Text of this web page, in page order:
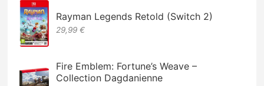
Rayman Legends Retold (Switch 2)
29,99 €
Fire Emblem: Fortune’s Weave –
Collection Dagdanienne